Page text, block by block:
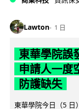
Lawton 1 日
東華學院誤
申請人一度
防護缺失
東華學院今日（5 日